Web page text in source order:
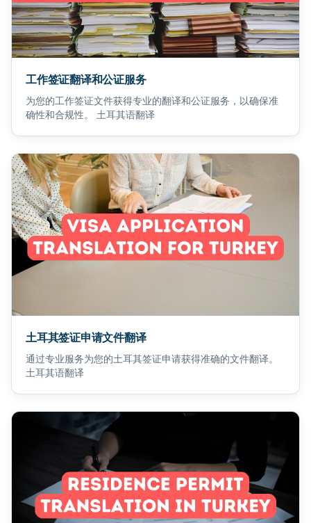
工作签证翻译和公证服务
为您的工作签证文件获得专业的翻译和公证服务，以确保准
确性和合规性。 土耳其语翻译
土耳其签证申请文件翻译
通过专业服务为您的土耳其签证申请获得准确的文件翻译。
土耳其语翻译